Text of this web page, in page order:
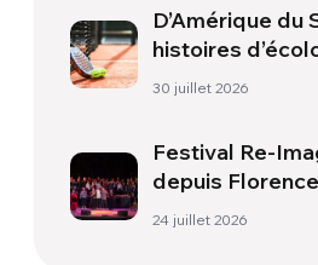
D’Amérique du
histoires
et de santé
30 juillet 2026
Festival Re-
depuis
paix
24 juillet 2026